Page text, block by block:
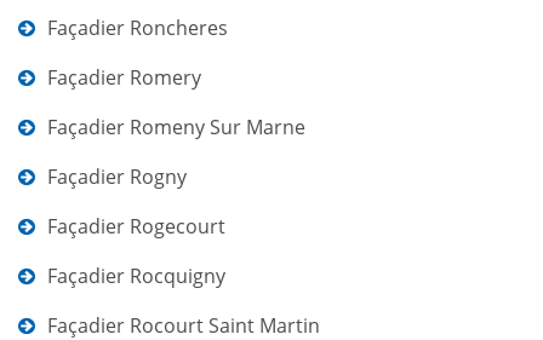
Façadier Roncheres
Façadier Romery
Façadier Romeny Sur Marne
Façadier Rogny
Façadier Rogecourt
Façadier Rocquigny
Façadier Rocourt Saint Martin